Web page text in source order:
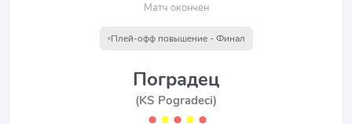
Матч окончен
Плей-офф повышение - Финал
Поградец
(KS Pogradeci)
⬤ ⬤ ⬤ ⬤ ⬤